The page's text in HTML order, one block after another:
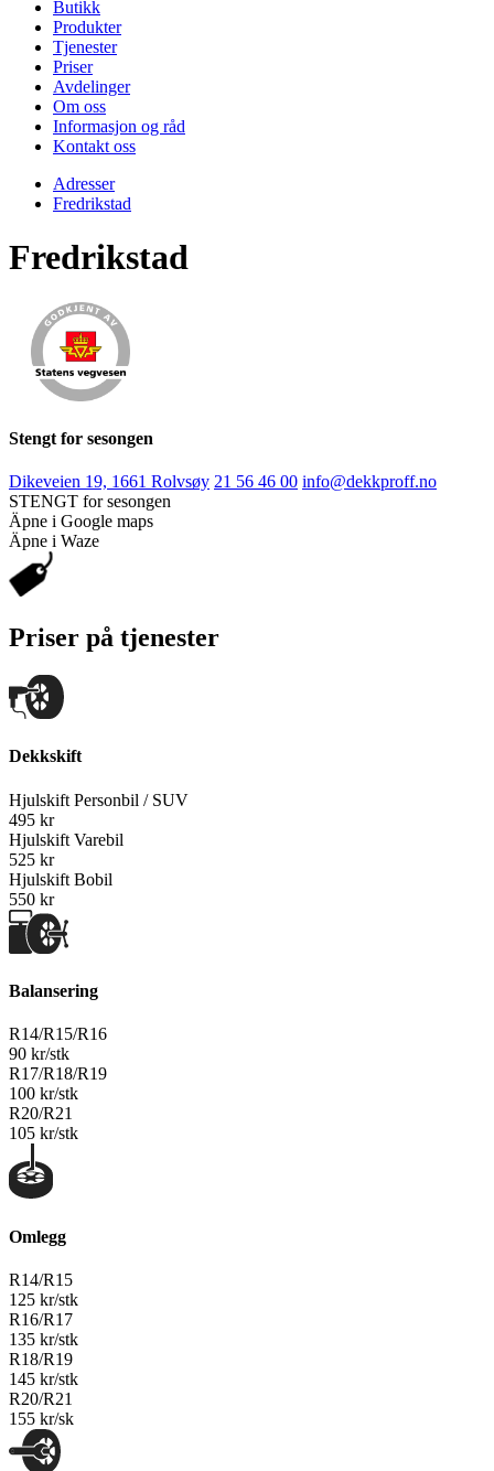
Butikk
Produkter
Tjenester
Priser
Avdelinger
Om oss
Informasjon og råd
Kontakt oss
Adresser
Fredrikstad
Fredrikstad
Stengt for sesongen
Dikeveien 19, 1661 Rolvsøy 21 56 46 00 info@dekkproff.no
STENGT for sesongen
Äpne i Google maps
Äpne i Waze
Priser på tjenester
Dekkskift
Hjulskift Personbil / SUV
495 kr
Hjulskift Varebil
525 kr
Hjulskift Bobil
550 kr
Balansering
R14/R15/R16
90 kr/stk
R17/R18/R19
100 kr/stk
R20/R21
105 kr/stk
Omlegg
R14/R15
125 kr/stk
R16/R17
135 kr/stk
R18/R19
145 kr/stk
R20/R21
155 kr/sk